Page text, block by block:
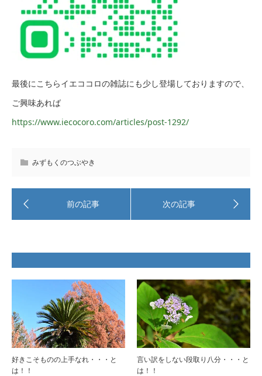
最後にこちらイエココロの雑誌にも少し登場しておりますので、
ご興味あれば
https://www.iecocoro.com/articles/post-1292/
みずもくのつぶやき
好きこそものの上手なれ・・・と
は！！
言い訳をしない段取り八分・・・と
は！！